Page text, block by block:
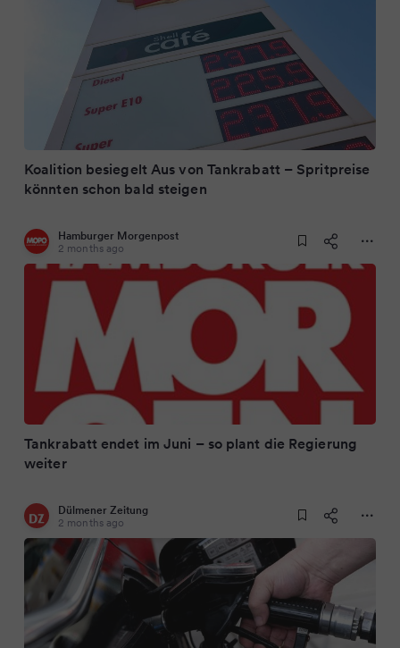
Koalition besiegelt Aus von Tankrabatt – Spritpreise
könnten schon bald steigen
Hamburger Morgenpost
2 months ago
Tankrabatt endet im Juni – so plant die Regierung
weiter
Dülmener Zeitung
2 months ago